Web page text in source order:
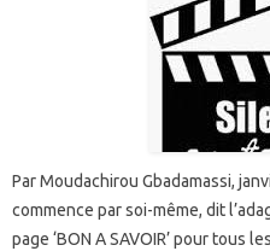
Par Moudachirou Gbadamassi,
commence par soi-même, dit
page ‘BON A SAVOIR’ pour tous